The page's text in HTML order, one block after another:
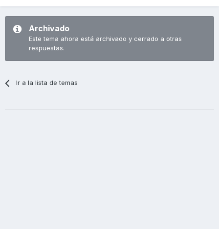
Archivado
Este tema ahora está archivado y cerrado a otras
respuestas.
Ir a la lista de temas